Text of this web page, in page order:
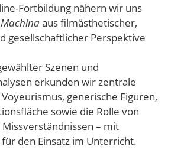
Fortbildung nähern wir uns
Machinaaus filmästhetischer,
gesellschaftlicher Perspektive
Szenen und
erkunden wir zentrale
generische Figuren,
sowie die Rolle von
Missverständnissen – mit
den Einsatz im Unterricht.